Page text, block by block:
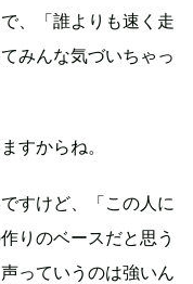
、「誰よりも速く走
みんな気づいちゃっ
すからね。
すけど、「この人に
りのベースだと思う
っていうのは強いん